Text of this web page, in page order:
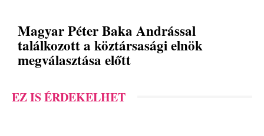
Magyar Péter Baka Andrással
találkozott a köztársasági elnök
megválasztása előtt
EZ IS ÉRDEKELHET